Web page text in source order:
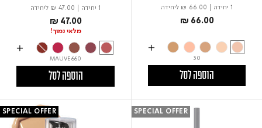
1 יחידה ₪ 66.00 ליחידה
₪ 66.00
30
הוספה לסל
1 יחידה ₪ 47.00 ליחידה
₪ 47.00
מלאי נמוך!
660 MAUVE
הוספה לסל
SPECIAL OFFER
SPECIAL OFFER